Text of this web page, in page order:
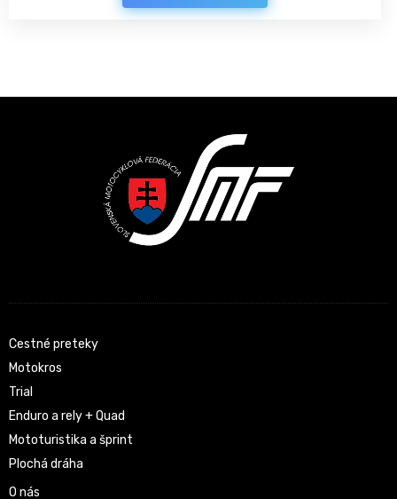
Cestné preteky
Motokros
Trial
Enduro a rely + Quad
Mototuristika a šprint
Plochá dráha
O nás